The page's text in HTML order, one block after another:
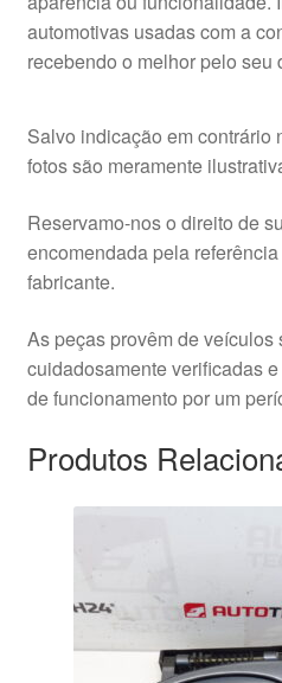
automotivas usadas com a
recebendo o melhor pelo seu
Salvo indicação em contrário
fotos são meramente
Reservamo-nos o direito de
encomendada pela
fabricante.
As peças provêm de veículos
cuidadosamente verificadas
de funcionamento por um
Produtos